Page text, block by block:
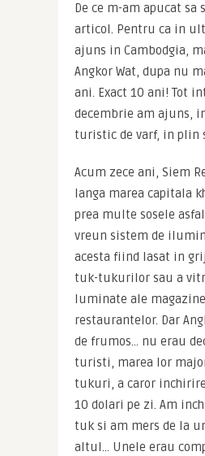
De ce m-am apucat sa
articol. Pentru ca in
ajuns in Cambodgia,
Angkor Wat, dupa nu
ani. Exact 10 ani! Tot
decembrie am ajuns,
turistic de varf, in plin
Acum zece ani, Siem
langa marea capitala
prea multe sosele
vreun sistem de
acesta fiind lasat in
tuk-tukurilor sau a
luminate ale
restaurantelor. Dar
de frumos… nu erau
turisti, marea lor
tukuri, a caror
10 dolari pe zi. Am
tuk si am mers de la
altul… Unele erau